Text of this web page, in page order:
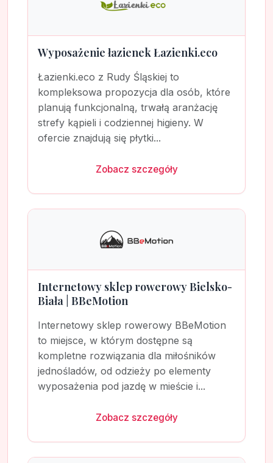
Wyposażenie łazienek Łazienki.eco
Łazienki.eco z Rudy Śląskiej to
kompleksowa propozycja dla osób, które
planują funkcjonalną, trwałą aranżację
strefy kąpieli i codziennej higieny. W
ofercie znajdują się płytki...
Zobacz szczegóły
Internetowy sklep rowerowy Bielsko-
Biała | BBeMotion
Internetowy sklep rowerowy BBeMotion
to miejsce, w którym dostępne są
kompletne rozwiązania dla miłośników
jednośladów, od odzieży po elementy
wyposażenia pod jazdę w mieście i...
Zobacz szczegóły